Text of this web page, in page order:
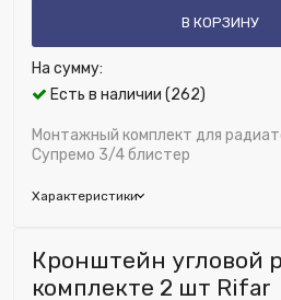
Есть в наличии (262)
Монтажный комплект для
Супремо 3/4 блистер
Характеристики
В КОРЗИНУ
На сумму:
Бренд:
Цвет решетки:
Белый
Кронштейн угловой
комплекте 2 шт Rifar